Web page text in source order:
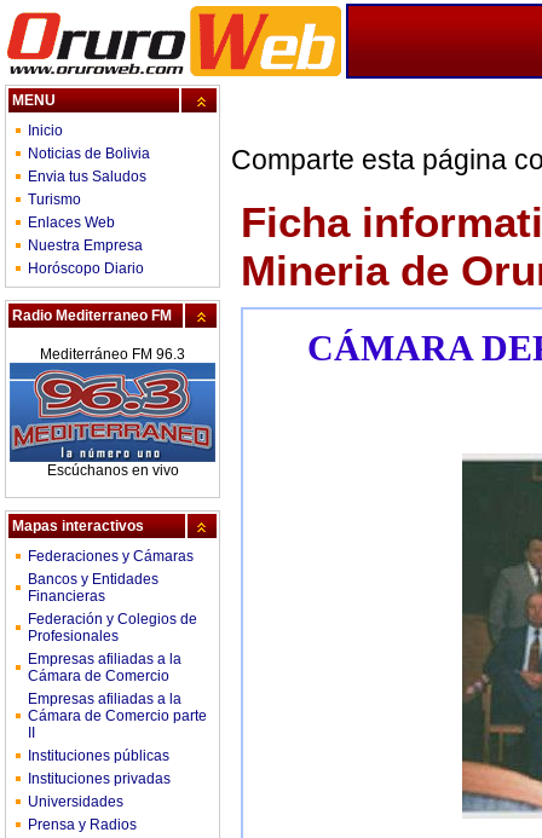
MENU
Inicio
Noticias de Bolivia
Envia tus Saludos
Turismo
Enlaces Web
Nuestra Empresa
Horóscopo Diario
Radio Mediterraneo FM
Mediterráneo FM 96.3
Escúchanos en vivo
Mapas interactivos
Federaciones y Cámaras
Bancos y Entidades
Financieras
Federación y Colegios de
Profesionales
Empresas afiliadas a la
Cámara de Comercio
Empresas afiliadas a la
Cámara de Comercio parte
Instituciones públicas
Instituciones privadas
Universidades
Prensa y Radios
Comparte esta página
Ficha
Mineria de
CÁMARA